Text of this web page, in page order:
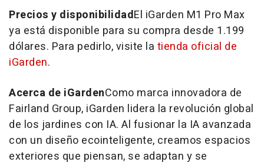
Precios y disponibilidadEl iGarden M1 Pro Max
ya está disponible para su compra desde 1.199
dólares. Para pedirlo, visite la tienda oficial de
iGarden.
Acerca de iGardenComo marca innovadora de
Fairland Group, iGarden lidera la revolución global
de los jardines con IA. Al fusionar la IA avanzada
con un diseño ecointeligente, creamos espacios
exteriores que piensan, se adaptan y se